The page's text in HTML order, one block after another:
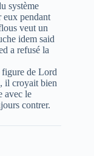
système
eux pendant
veut un
idem said
a refusé la
figure de Lord
il croyait bien
avec le
contrer.